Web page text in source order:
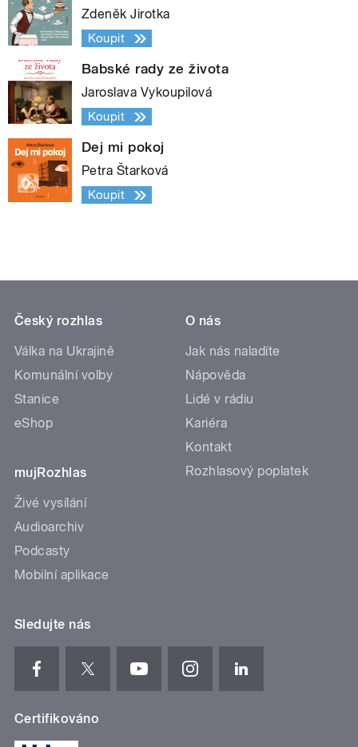
Zdeněk Jirotka
Koupit
Babské rady ze života
Jaroslava Vykoupilová
Koupit
Dej mi pokoj
Petra Štarková
Koupit
Český rozhlas
Válka na Ukrajině
Komunální volby
Stanice
eShop
mujRozhlas
Živé vysílání
Audioarchiv
Podcasty
Mobilní aplikace
O nás
Jak nás naladíte
Nápověda
Lidé v rádiu
Kariéra
Kontakt
Rozhlasový poplatek
Sledujte nás
Certifikováno